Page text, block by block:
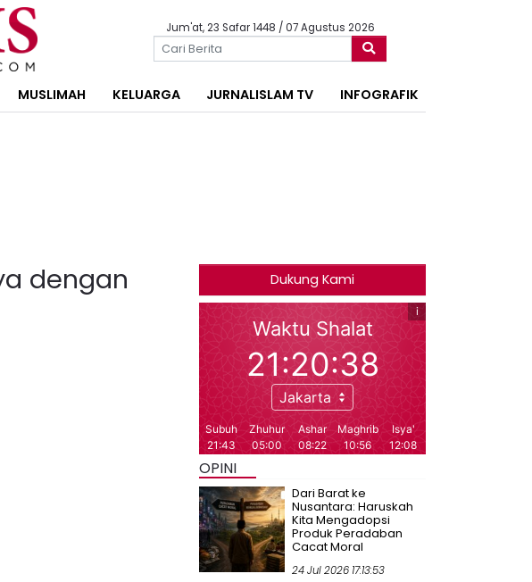
Jum'at, 23 Safar 1448 / 07 Agustus 2026
MUSLIMAH KELUARGA JURNALISLAM TV INFOGRAFIK
dengan
Dukung Kami
OPINI
Dari Barat ke
Nusantara: Haruskah
Kita Mengadopsi
Produk Peradaban
Cacat Moral
24 Jul 2026 17:13:53